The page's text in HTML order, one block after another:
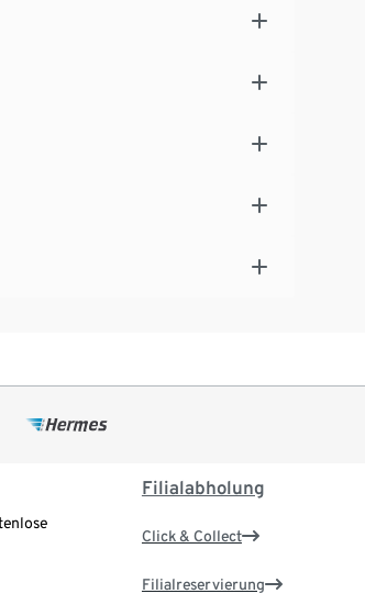
Filialabholung
Click & Collect
Filialreservierung